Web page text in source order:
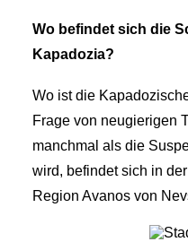
Wo befindet sich die
Kapadozia?
Wo ist die
Frage von neugierigen
manchmal als die
wird, befindet sich in
Region Avanos von